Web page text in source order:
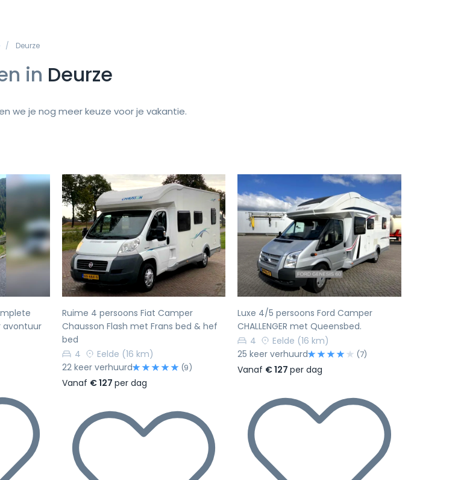
Deurze
in Deurze
we je nog meer keuze voor je vakantie.
Volgende
avontuur
Vorige Volgende
Ruime 4 persoons Fiat Camper
Chausson Flash met Frans bed & hef
bed
4
Eelde (16 km)
22 keer verhuurd
(9)
Vanaf € 127 per dag
Vorige Volgende
Luxe 4/5 persoons Ford Camper
CHALLENGER met Queensbed.
4
Eelde (16 km)
25 keer verhuurd
(7)
Vanaf € 127per dag